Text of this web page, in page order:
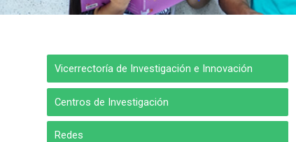
Vicerrectoría de Investigación e Innovación
Centros de Investigación
Redes